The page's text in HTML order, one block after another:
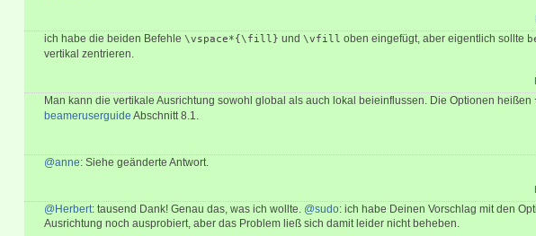
ich habe die beiden Befehle \vspace*{\fill} und \vfill oben eingefügt, aber eigentlich sollte
vertikal zentrieren.
Man kann die vertikale Ausrichtung sowohl global als auch lokal beieinflussen. Die Optionen heißen
beameruserguide Abschnitt 8.1.
@anne: Siehe geänderte Antwort.
@Herbert: tausend Dank! Genau das, was ich wollte. @sudo: ich habe Deinen Vorschlag mit den
Ausrichtung noch ausprobiert, aber das Problem ließ sich damit leider nicht beheben.